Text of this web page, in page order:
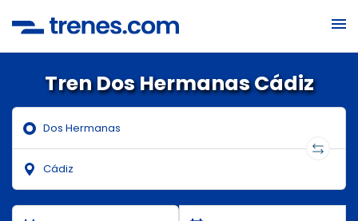
Tren Dos Hermanas Cádiz